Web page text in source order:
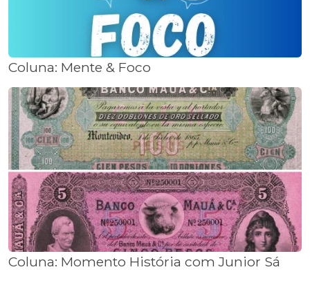
Coluna: Mente & Foco
Coluna: Momento História com Junior Sá